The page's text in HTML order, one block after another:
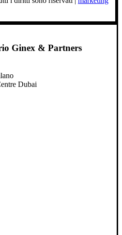
Ginex & Partners
Dubai